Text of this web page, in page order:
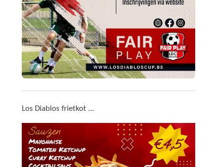
Los Diablos frietkot ...